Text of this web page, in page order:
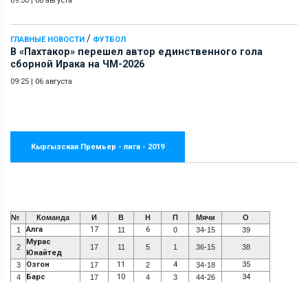
ГЛАВНЫЕ НОВОСТИ / ФУТБОЛ
В «Пахтакор» перешел автор единственного гола
сборной Ирака на ЧМ-2026
09:25 | 06 августа
Кыргызская Премьер - лига - 2019
№ Команда И В Н П Мячи
О
1
Алга 17 11 6 0 34-15 39
2
Мурас
Юнайтед
17 11 5 1 36-15 38
3 Озгон 17 11 2 4 34-18 35
4 Барс 17 10 4 3 44-26 34